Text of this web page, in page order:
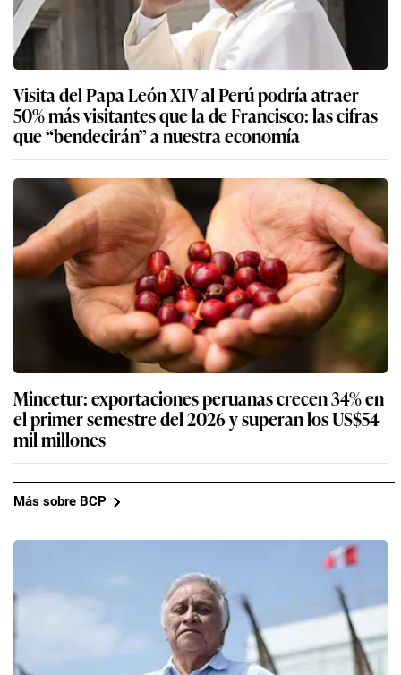
Visita del Papa León XIV al Perú podría atraer
50% más visitantes que la de Francisco: las cifras
que “bendecirán” a nuestra economía
Mincetur: exportaciones peruanas crecen 34% en
el primer semestre del 2026 y superan los US$54
mil millones
Más sobre BCP